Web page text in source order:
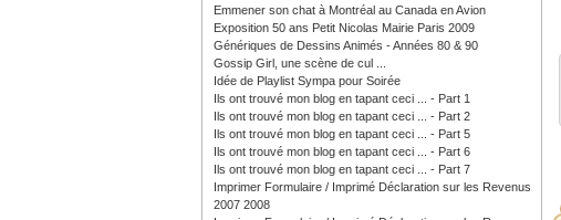
Emmener son chat à Montréal au Canada en Avion
Exposition 50 ans Petit Nicolas Mairie Paris 2009
Génériques de Dessins Animés - Années 80 & 90
Gossip Girl, une scène de cul ...
Idée de Playlist Sympa pour Soirée
Ils ont trouvé mon blog en tapant ceci ... - Part 1
Ils ont trouvé mon blog en tapant ceci ... - Part 2
Ils ont trouvé mon blog en tapant ceci ... - Part 5
Ils ont trouvé mon blog en tapant ceci ... - Part 6
Ils ont trouvé mon blog en tapant ceci ... - Part 7
Imprimer Formulaire / Imprimé Déclaration sur les Revenus
2007 2008